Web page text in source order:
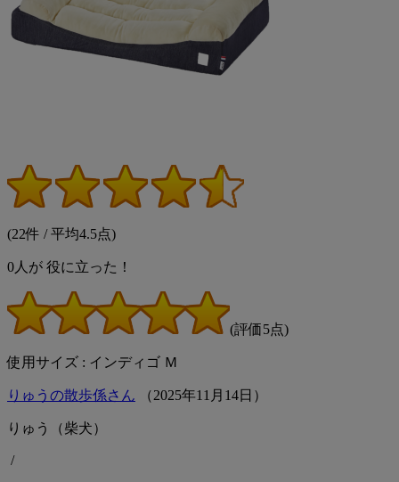
(22件 / 平均4.5点)
0 人が 役に立った！
(評価5点)
使用サイズ : インディゴ Ｍ
りゅうの散歩係さん （2025年11 月 14日）
りゅう（柴犬）
/